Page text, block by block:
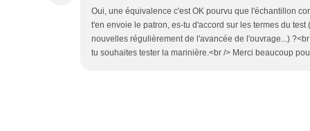
Oui, une équivalence c'est OK pourvu que l'échantillon
t'en envoie le patron, es-tu d'accord sur les termes du
nouvelles régulièrement de l'avancée de l'ouvrage...)
tu souhaites tester la marinière.<br /> Merci beaucoup